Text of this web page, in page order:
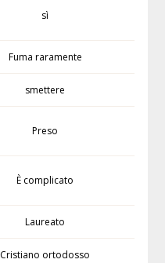
sì
Fuma raramente
smettere
Preso
È complicato
Laureato
Cristiano ortodosso